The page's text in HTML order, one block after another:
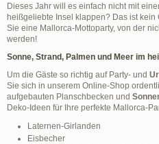
Dieses Jahr will es einfach nicht mit
heißgeliebte Insel klappen? Das ist kein
Sie eine Mallorca-Mottoparty, von der
werden!
Sonne, Strand, Palmen und Meer im
Um die Gäste so richtig auf Party- und
Sie sich in unserem Online-Shop
aufgebauten Planschbecken und
Deko-Ideen für Ihre perfekte Mallorca-
Laternen-Girlanden
Eisbecher